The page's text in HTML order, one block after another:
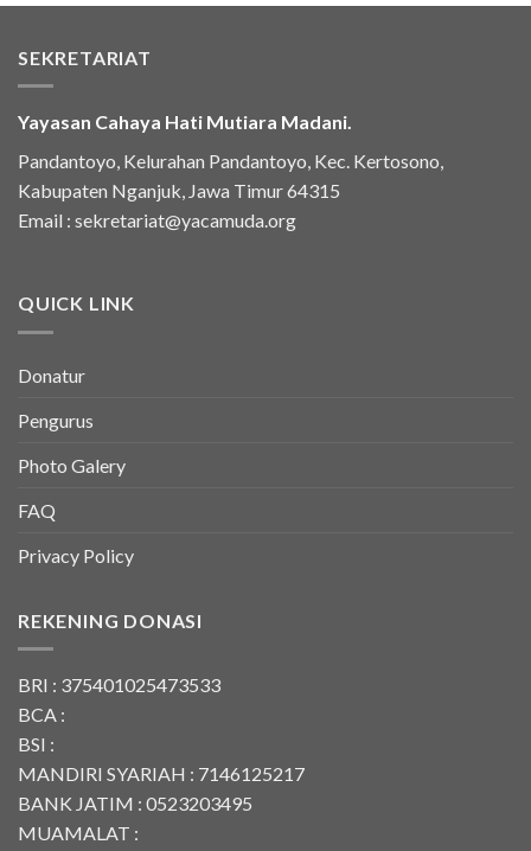
SEKRETARIAT
Yayasan Cahaya Hati Mutiara Madani.
Pandantoyo, Kelurahan Pandantoyo, Kec. Kertosono,
Kabupaten Nganjuk, Jawa Timur 64315
Email : sekretariat@yacamuda.org
QUICK LINK
Donatur
Pengurus
Photo Galery
FAQ
Privacy Policy
REKENING DONASI
BRI : 375401025473533
BCA :
BSI :
MANDIRI SYARIAH : 7146125217
BANK JATIM : 0523203495
MUAMALAT :